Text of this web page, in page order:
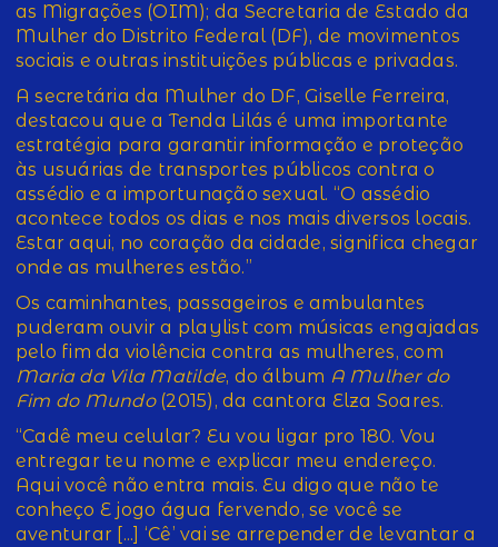
as Migrações (OIM); da Secretaria de Estado da
Mulher do Distrito Federal (DF), de movimentos
sociais e outras instituições públicas e privadas.
A secretária da Mulher do DF, Giselle Ferreira,
destacou que a Tenda Lilás é uma importante
estratégia para garantir informação e proteção
às usuárias de transportes públicos contra o
assédio e a importunação sexual. “O assédio
acontece todos os dias e nos mais diversos locais.
Estar aqui, no coração da cidade, significa chegar
onde as mulheres estão.”
Os caminhantes, passageiros e ambulantes
puderam ouvir a playlist com músicas engajadas
pelo fim da violência contra as mulheres, com
Maria da Vila Matilde, do álbum A Mulher do
Fim do Mundo(2015), da cantora Elza Soares.
“Cadê meu celular? Eu vou ligar pro 180. Vou
entregar teu nome e explicar meu endereço.
Aqui você não entra mais. Eu digo que não te
conheço E jogo água fervendo, se você se
aventurar [...] ‘Cê’ vai se arrepender de levantar a